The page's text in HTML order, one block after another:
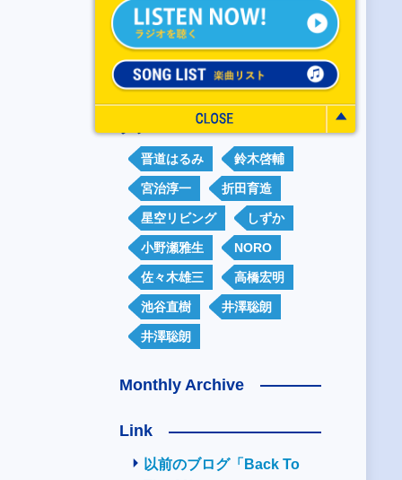
晋道はるみ 鈴木啓輔
宮治淳一 折田育造
星空リビング しずか
小野瀬雅生 NORO
佐々木雄三 高橋宏明
池谷直樹 井澤聡朗
井澤聡朗
Monthly Archive
Link
以前のブログ「Back To